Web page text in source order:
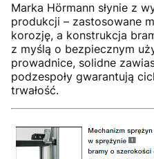
Marka Hörmann słynie z
produkcji – zastosowane
korozję, a konstrukcja
z myślą o bezpiecznym
prowadnice, solidne
podzespoły gwarantują
trwałość.